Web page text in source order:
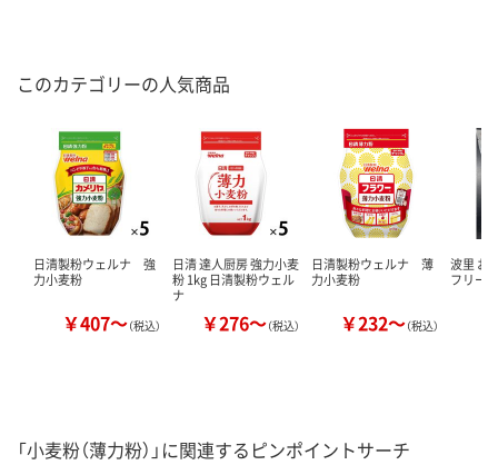
このカテゴリーの人気商品
日清製粉ウェルナ 強
力小麦粉
￥407～（税込）
日清 達人厨房 強力小麦
粉 1kg 日清製粉ウェル
ナ
￥276～（税込）
日清製粉ウェルナ 薄
力小麦粉
￥232～（税込）
波里 お
フリー
「小麦粉（薄力粉）」に関連するピンポイントサーチ